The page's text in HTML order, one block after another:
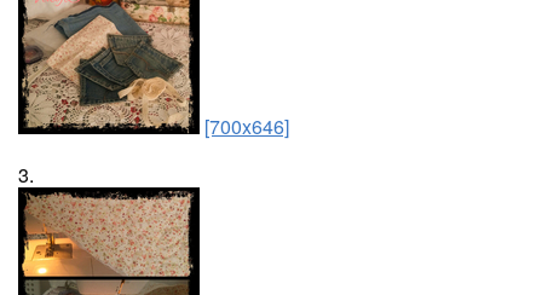
[700x646]
3.